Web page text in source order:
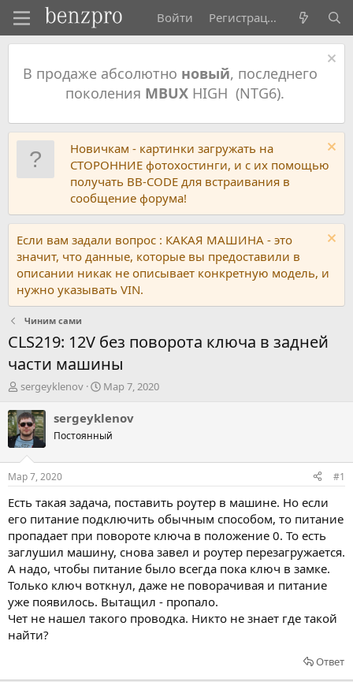
Войти Регистрация
В продаже абсолютно новый, последнего
поколения MBUXHIGH (NTG6).
Новичкам - картинки загружать на
СТОРОННИЕ фотохостинги, и с их помощью
получать BB-CODE для встраивания в
сообщение форума!
Если вам задали вопрос : КАКАЯ МАШИНА - это
значит, что данные, которые вы предоставили в
описании никак не описывает конкретную модель, и
нужно указывать VIN.
Чиним сами
CLS219: 12V без поворота ключа в задней
части машины
А
т
о
р
т
м
ы
sergeyklenov
Д
т
н
а
л
Мар 7, 2020
sergeyklenov
Постоянный
Мар 7, 2020 #1
Есть такая задача, поставить роутер в машине. Но если
его питание подключить обычным способом, то питание
пропадает при повороте ключа в положение 0. То есть
заглушил машину, снова завел и роутер перезагружается.
А надо, чтобы питание было всегда пока ключ в замке.
Только ключ воткнул, даже не поворачивая и питание
уже появилось. Вытащил - пропало.
Чет не нашел такого проводка. Никто не знает где такой
найти?
Ответ